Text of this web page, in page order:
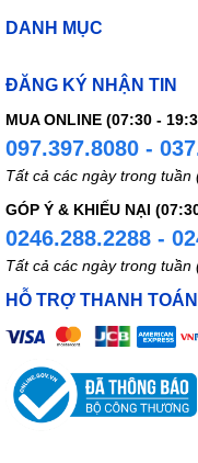
DANH MỤC
ĐĂNG KÝ NHẬN TIN
MUA ONLINE (07:30 -
097.397.8080 -
Tất cả các ngày trong tuần
GÓP Ý & KHIẾU NẠI
0246.288.2288 -
Tất cả các ngày trong tuần
HỖ TRỢ THANH TOÁN